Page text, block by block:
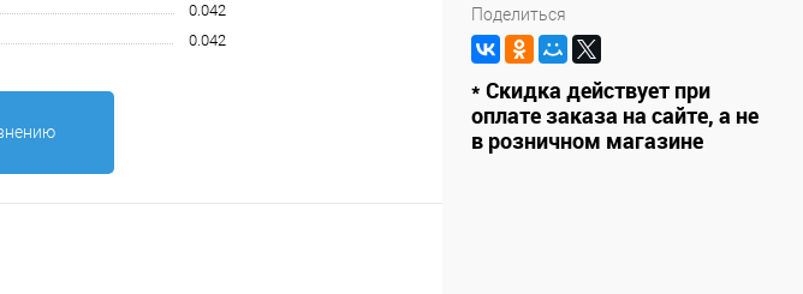
0.042
0.042
Поделиться
* Скидка действует при
оплате заказа на сайте, а не
в розничном магазине